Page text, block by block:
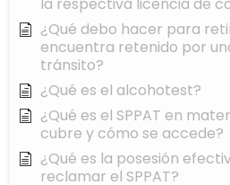
la respectiva licencia de
¿Qué debo hacer para
encuentra retenido por
tránsito?
¿Qué es el alcohotest?
¿Qué es el SPPAT en
cubre y cómo se accede?
¿Qué es la posesión
reclamar el SPPAT?